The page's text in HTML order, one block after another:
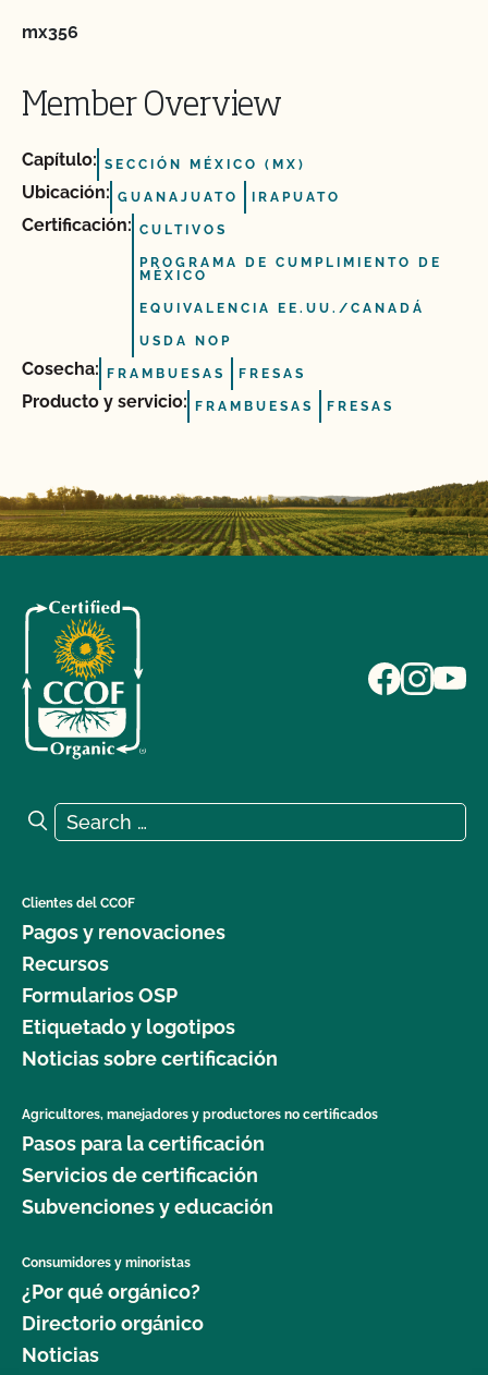
mx356
Member Overview
Capítulo: SECCIÓN MÉXICO (MX)
Ubicación: GUANAJUATO IRAPUATO
Certificación: CULTIVOS
PROGRAMA DE CUMPLIMIENTO DE
MÉXICO
EQUIVALENCIA EE.UU./CANADÁ
USDA NOP
Cosecha: FRAMBUESAS FRESAS
Producto y servicio: FRAMBUESAS FRESAS
Search for:
Search
Clientes del CCOF
Pagos y renovaciones
Recursos
Formularios OSP
Etiquetado y logotipos
Noticias sobre certificación
Agricultores, manejadores y productores no certificados
Pasos para la certificación
Servicios de certificación
Subvenciones y educación
Consumidores y minoristas
¿Por qué orgánico?
Directorio orgánico
Noticias